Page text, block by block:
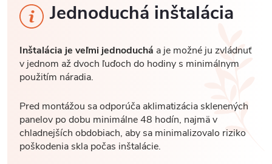
Jednoduchá inštalácia
Inštalácia je veľmi jednoduchá a je možné ju zvládnuť
v jednom až dvoch ľuďoch do hodiny s minimálnym
použitím náradia.
Pred montážou sa odporúča aklimatizácia sklenených
panelov po dobu minimálne 48 hodín, najmä v
chladnejších obdobiach, aby sa minimalizovalo riziko
poškodenia skla počas inštalácie.